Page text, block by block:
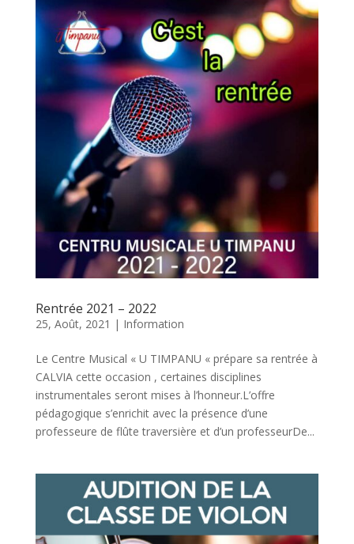
Rentrée 2021 – 2022
25, Août, 2021 | Information
Le Centre Musical « U TIMPANU « prépare sa rentrée à
CALVIA cette occasion , certaines disciplines
instrumentales seront mises à l’honneur.L’offre
pédagogique s’enrichit avec la présence d’une
professeure de flûte traversière et d’un professeurDe...